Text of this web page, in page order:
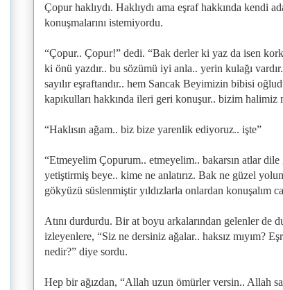
Çopur haklıydı. Haklıydı ama eşraf hakkında kendi
konuşmalarını istemiyordu.
“Çopur.. Çopur!” dedi. “Bak derler ki yaz da isen kork
ki önü yazdır.. bu sözümü iyi anla.. yerin kulağı
sayılır eşraftandır.. hem Sancak Beyimizin bibisi
kapıkulları hakkında ileri geri konuşur.. bizim halimiz
“Haklısın ağam.. biz bize yarenlik ediyoruz.. işte”
“Etmeyelim Çopurum.. etmeyelim.. bakarsın atlar dile
yetiştirmiş beye.. kime ne anlatırız. Bak ne güzel
gökyüzü süslenmiştir yıldızlarla onlardan konuşalım
Atını durdurdu. Bir at boyu arkalarından gelenler de
izleyenlere, “Siz ne dersiniz ağalar.. haksız mıyım?
nedir?” diye sordu.
Hep bir ağızdan, “Allah uzun ömürler versin.. Allah